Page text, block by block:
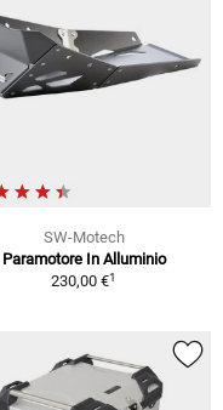
SW-Motech
Paramotore In Alluminio
230,00 €1